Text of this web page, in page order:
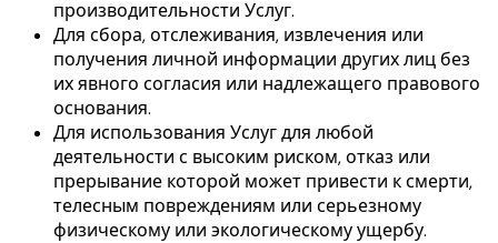
производительности Услуг.
Для сбора, отслеживания, извлечения или
получения личной информации других лиц без
их явного согласия или надлежащего правового
основания.
Для использования Услуг для любой
деятельности с высоким риском, отказ или
прерывание которой может привести к смерти,
телесным повреждениям или серьезному
физическому или экологическому ущербу.